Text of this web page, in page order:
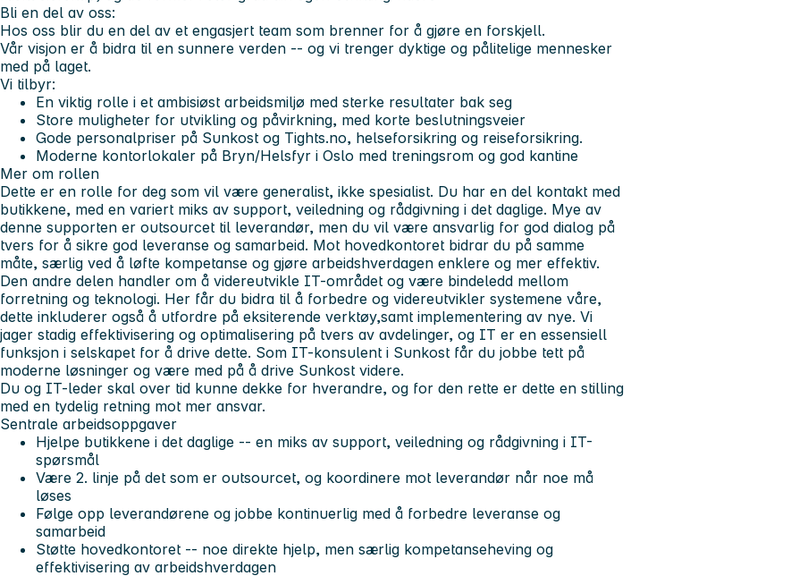
Bli en del av oss:
Hos oss blir du en del av et engasjert team som brenner for å gjøre en forskjell.
Vår visjon er å bidra til en sunnere verden -- og vi trenger dyktige og pålitelige mennesker
med på laget.
Vi tilbyr:
En viktig rolle i et ambisiøst arbeidsmiljø med sterke resultater bak seg
Store muligheter for utvikling og påvirkning, med korte beslutningsveier
Gode personalpriser på Sunkost og Tights.no, helseforsikring og reiseforsikring.
Moderne kontorlokaler på Bryn/Helsfyr i Oslo med treningsrom og god kantine
Mer om rollen
Dette er en rolle for deg som vil være generalist, ikke spesialist. Du har en del kontakt med
butikkene, med en variert miks av support, veiledning og rådgivning i det daglige. Mye av
denne supporten er outsourcet til leverandør, men du vil være ansvarlig for god dialog på
tvers for å sikre god leveranse og samarbeid. Mot hovedkontoret bidrar du på samme
måte, særlig ved å løfte kompetanse og gjøre arbeidshverdagen enklere og mer effektiv.
Den andre delen handler om å videreutvikle IT-området og være bindeledd mellom
forretning og teknologi. Her får du bidra til å forbedre og videreutvikler systemene våre,
dette inkluderer også å utfordre på eksiterende verktøy,samt implementering av nye. Vi
jager stadig effektivisering og optimalisering på tvers av avdelinger, og IT er en essensiell
funksjon i selskapet for å drive dette. Som IT-konsulent i Sunkost får du jobbe tett på
moderne løsninger og være med på å drive Sunkost videre.
Du og IT-leder skal over tid kunne dekke for hverandre, og for den rette er dette en stilling
med en tydelig retning mot mer ansvar.
Sentrale arbeidsoppgaver
Hjelpe butikkene i det daglige -- en miks av support, veiledning og rådgivning i IT-
spørsmål
Være 2. linje på det som er outsourcet, og koordinere mot leverandør når noe må
løses
Følge opp leverandørene og jobbe kontinuerlig med å forbedre leveranse og
samarbeid
Støtte hovedkontoret -- noe direkte hjelp, men særlig kompetanseheving og
effektivisering av arbeidshverdagen